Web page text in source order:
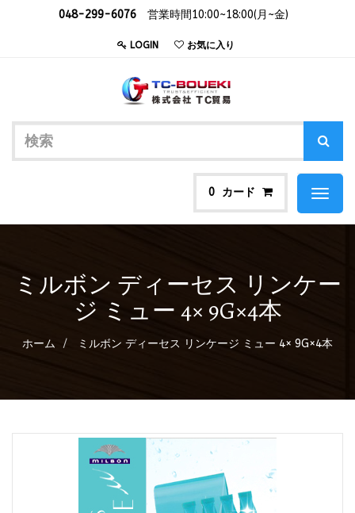
048-299-6076 営業時間10:00~18:00(月~金)
LOGIN お気に入り
0 カード
Toggle
ミルボン ディーセス リンケー
ジ ミュー 4× 9G×4本
ホーム ミルボン ディーセス リンケージ ミュー 4× 9G×4本